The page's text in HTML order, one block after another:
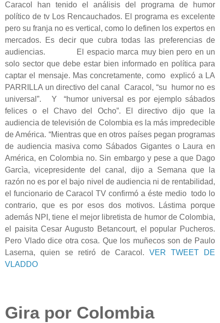
Caracol han tenido el análisis del programa de humor
político de tv Los Rencauchados. El programa es excelente
pero su franja no es vertical, como lo definen los expertos en
mercados. Es decir que cubra todas las preferencias de
audiencias. El espacio marca muy bien pero en un
solo sector que debe estar bien informado en política para
captar el mensaje. Mas concretamente, como explicó a LA
PARRILLA un directivo del canal Caracol, “su humor no es
universal”. Y “humor universal es por ejemplo sábados
felices o el Chavo del Ocho”. El directivo dijo que la
audiencia de televisión de Colombia es la más impredecible
de América. “Mientras que en otros países pegan programas
de audiencia masiva como Sábados Gigantes o Laura en
América, en Colombia no. Sin embargo y pese a que Dago
Garcìa, vicepresidente del canal, dijo a Semana que la
razón no es por el bajo nivel de audiencia ni de rentabilidad,
el funcionario de Caracol TV confirmó a éste medio todo lo
contrario, que es por esos dos motivos. Lástima porque
además NPI, tiene el mejor libretista de humor de Colombia,
el paisita Cesar Augusto Betancourt, el popular Pucheros.
Pero Vlado dice otra cosa. Que los muñecos son de Paulo
Laserna, quien se retiró de Caracol. VER TWEET DE
VLADDO
Gira por Colombia